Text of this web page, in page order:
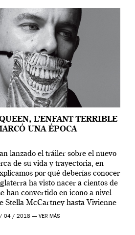
L’ENFANT TERRIBLE
UNA ÉPOCA
lanzado el tráiler sobre el nuevo
de su vida y trayectoria, en
por qué deberías conocer
ha visto nacer a cientos de
han convertido en icono a nivel
Stella McCartney hasta Vivienne
pasando […]
04 / 2018 — VER MÁS